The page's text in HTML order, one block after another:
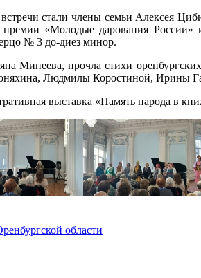
стали члены семьи Алексея
премии «Молодые дарования
№ 3 до-диез минор.
Минеева, прочла стихи
Людмилы Коростиной, Ирины
выставка «Память народа в
области